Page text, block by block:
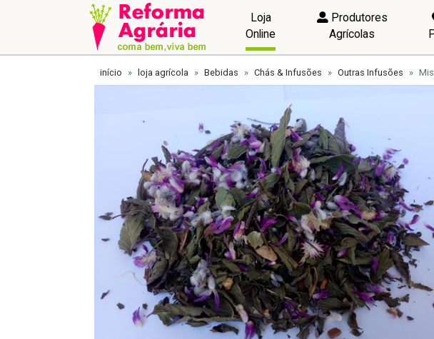
Loja
Online
Produtores
Agrícolas
início loja agrícola Bebidas Chás & Infusões Outras Infusões